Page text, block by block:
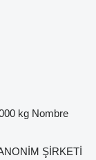
kg Nombre
ŞİRKETİ